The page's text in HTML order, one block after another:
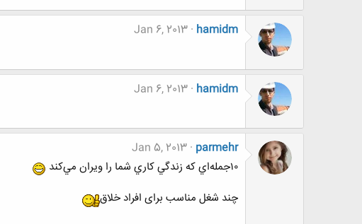
hamidm
Jan 6, 2013
hamidm
Jan 6, 2013
parmehr
Jan 5, 2013
۱۰جمله‌اي كه زندگي كاري شما را ويران مي‌كند
چند شغل مناسب برای افراد خلاق